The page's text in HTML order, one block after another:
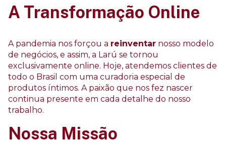
A Transformação Online
A pandemia nos forçou a reinventar nosso modelo
de negócios, e assim, a Larú se tornou
exclusivamente online. Hoje, atendemos clientes de
todo o Brasil com uma curadoria especial de
produtos íntimos. A paixão que nos fez nascer
continua presente em cada detalhe do nosso
trabalho.
Nossa Missão